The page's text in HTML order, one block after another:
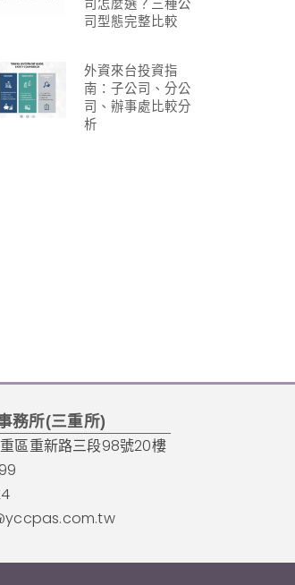
司怎麼選？三種公
司型態完整比較
外資來台投資指
南：子公司、分公
司、辦事處比較分
析
務所(三重所)
區重新路三段98號20樓